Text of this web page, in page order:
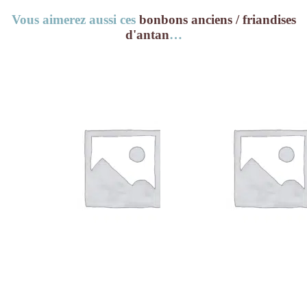
Vous aimerez aussi ces bonbons anciens / friandises
d'antan…